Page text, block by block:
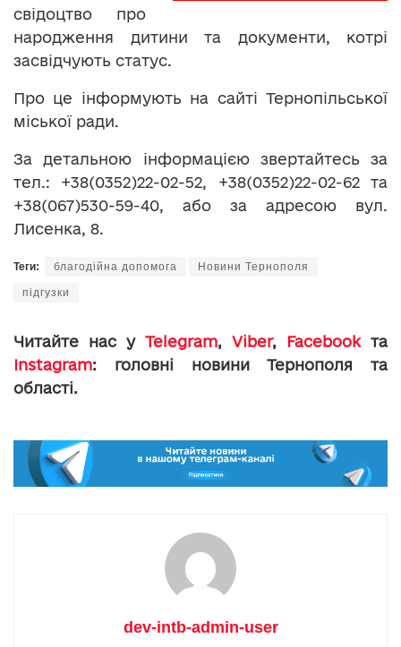
свідоцтво про
народження дитини та документи, котрі
засвідчують статус.
Про це інформують на сайті Тернопільської
міської ради.
За детальною інформацією звертайтесь за
тел.: +38(0352)22-02-52, +38(0352)22-02-62 та
+38(067)530-59-40, або за адресою вул.
Лисенка, 8.
Теги: благодійна допомога Новини Тернополя
підгузки
Читайте нас у Telegram, Viber, Facebookта
Instagram: головні новини Тернополя та
області.
dev-intb-admin-user